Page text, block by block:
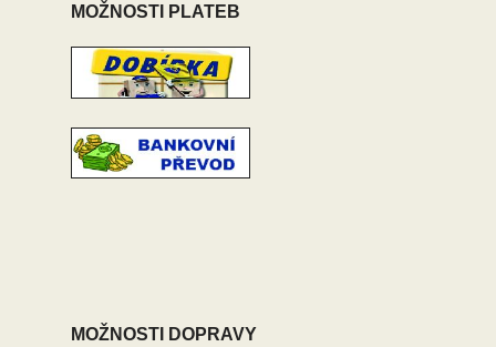
MOŽNOSTI PLATEB
MOŽNOSTI DOPRAVY